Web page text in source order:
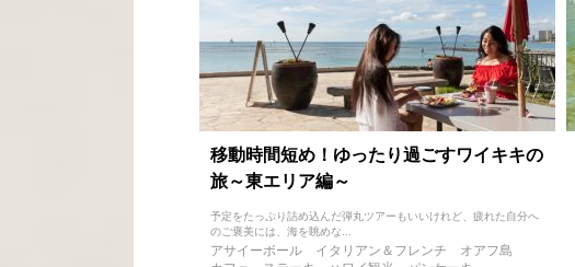
移動時間短め！ゆったり過ごすワイキキの
旅～東エリア編～
予定をたっぷり詰め込んだ弾丸ツアーもいいけれど、疲れた自分へ
のご褒美には、海を眺めな...
アサイーボール イタリアン＆フレンチ
オアフ島